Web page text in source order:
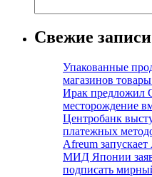
Свежие записи
Упакованные
магазинов товары
Ирак предложил
месторождение
Центробанк
платежных
Afreum
МИД Японии
подписать